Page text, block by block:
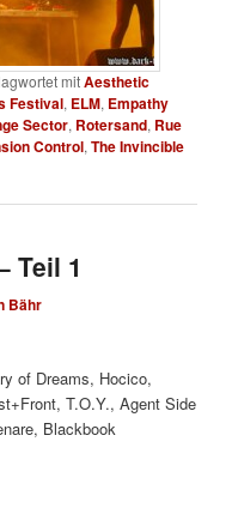
mitAesthetic
Festival, ELM, Empathy
Sector, Rotersand, Rue
Control,The Invincible
Teil 1
Bähr
of Dreams, Hocico,
T.O.Y., Agent Side
Blackbook